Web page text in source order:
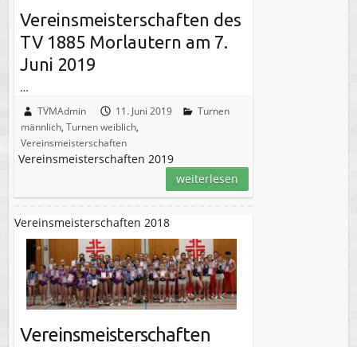
Vereinsmeisterschaften des
TV 1885 Morlautern am 7.
Juni 2019
…
TVMAdmin 11. Juni 2019
Turnen
männlich,Turnen weiblich,
Vereinsmeisterschaften
Vereinsmeisterschaften 2019
weiterlesen
Vereinsmeisterschaften 2018
Vereinsmeisterschaften